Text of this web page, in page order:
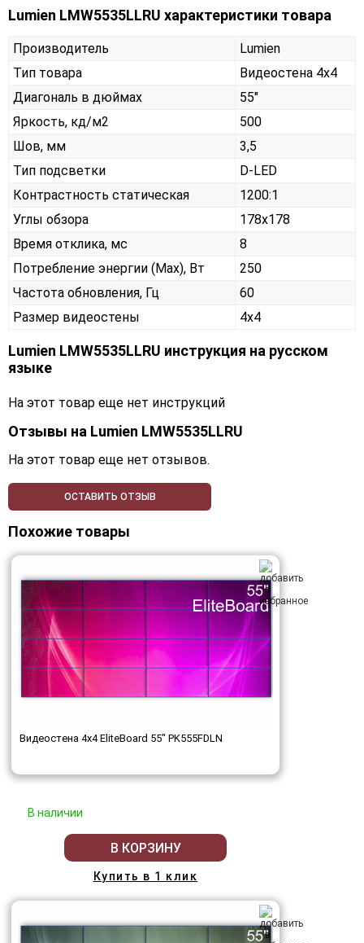
Lumien LMW5535LLRU характеристики товара
Производитель
Lumien
Тип товара
Видеостена 4х4
Диагональ в дюймах
55"
Яркость, кд/м2
500
Шов, мм
3,5
Тип подсветки
D-LED
Контрастность статическая
1200:1
Углы обзора
178x178
Время отклика, мс
8
Потребление энергии (Max), Вт
250
Частота обновления, Гц
60
Размер видеостены
4x4
Lumien LMW5535LLRU инструкция на русском
языке
На этот товар еще нет инструкций
Отзывы на Lumien LMW5535LLRU
На этот товар еще нет отзывов.
ОСТАВИТЬ ОТЗЫВ
Похожие товары
Видеостена 4x4 EliteBoard 55" PK555FDLN
В наличии
В КОРЗИНУ
Купить в 1 клик